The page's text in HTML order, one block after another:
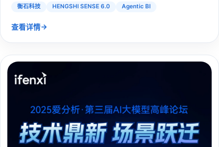
衡石科技 HENGSHI SENSE 6.0 Agentic BI
查看详情→